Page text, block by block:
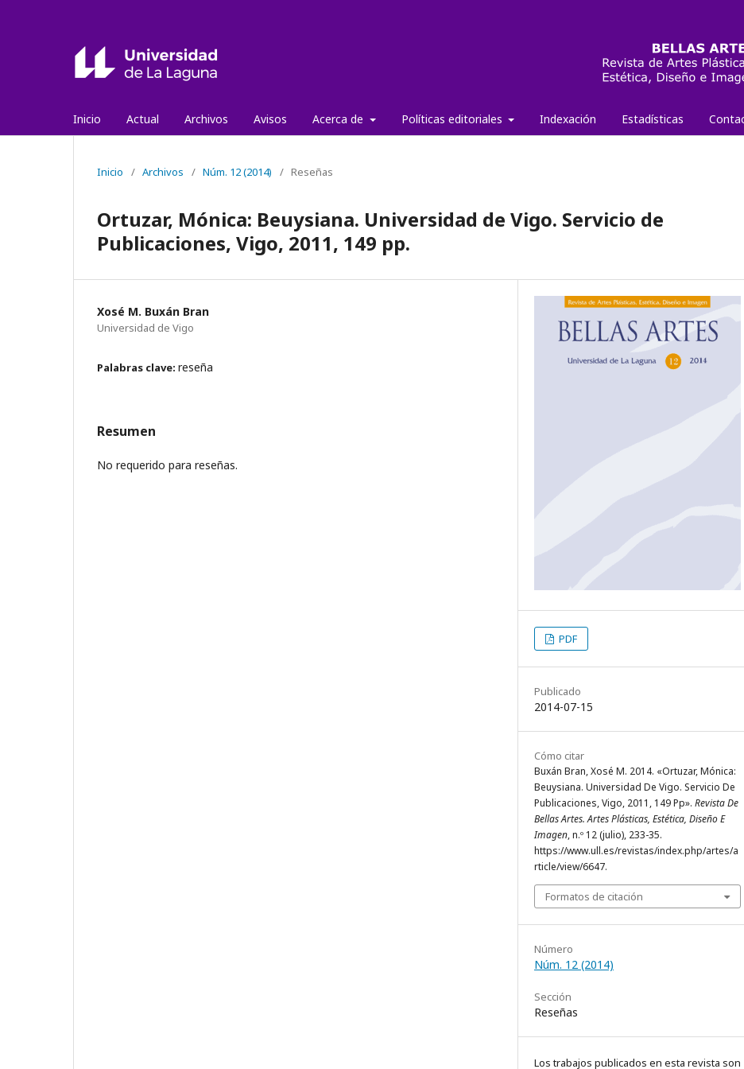
Inicio Actual Archivos Avisos Acerca de Políticas editoriales Indexación Estadísticas
Inicio / Archivos / Núm. 12 (2014) / Reseñas
Ortuzar, Mónica: Beuysiana. Universidad de Vigo. Servicio de
Publicaciones, Vigo, 2011, 149 pp.
Xosé M. Buxán Bran
Universidad de Vigo
Palabras clave: reseña
Resumen
No requerido para reseñas.
PDF
Publicado
2014-07-15
Cómo citar
Buxán Bran, Xosé M. 2014. «Ortuzar, Mónica:
Beuysiana. Universidad De Vigo. Servicio De
Publicaciones, Vigo, 2011, 149 Pp». Revista De
Bellas Artes. Artes Plásticas, Estética, Diseño E
Imagen, n.º 12 (julio), 233-35.
https://www.ull.es/revistas/index.php/artes/a
rticle/view/6647.
Formatos de citación
Número
Núm. 12 (2014)
Sección
Reseñas
Los trabajos publicados en esta revista son